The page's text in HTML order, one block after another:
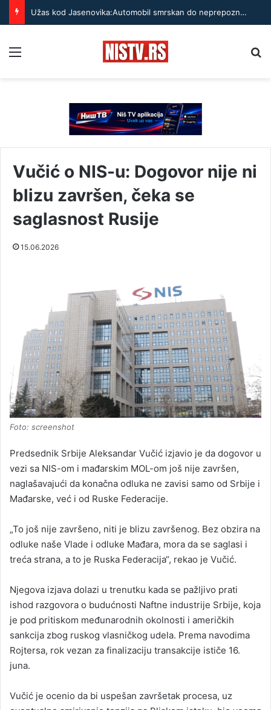
Užas kod Jasenovika:Automobil smrskan do neprepoznatljivosti, točak odleteo – strahuje se da ima teško povređenih
Vučić o NIS-u: Dogovor nije ni
blizu završen, čeka se
saglasnost Rusije
15.06.2026
Foto: screenshot
Predsednik Srbije Aleksandar Vučić izjavio je da dogovor u
vezi sa NIS-om i mađarskim MOL-om još nije završen,
naglašavajući da konačna odluka ne zavisi samo od Srbije i
Mađarske, već i od Ruske Federacije.
„To još nije završeno, niti je blizu završenog. Bez obzira na
odluke naše Vlade i odluke Mađara, mora da se saglasi i
treća strana, a to je Ruska Federacija“, rekao je Vučić.
Njegova izjava dolazi u trenutku kada se pažljivo prati
ishod razgovora o budućnosti Naftne industrije Srbije, koja
je pod pritiskom međunarodnih okolnosti i američkih
sankcija zbog ruskog vlasničkog udela. Prema navodima
Rojtersa, rok vezan za finalizaciju transakcije ističe 16.
juna.
Vučić je ocenio da bi uspešan završetak procesa, uz